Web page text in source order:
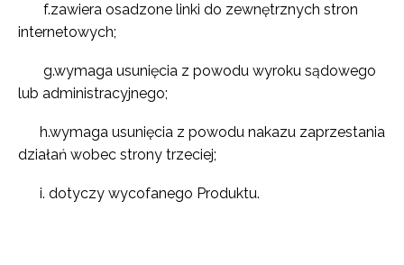
f.zawiera osadzone linki do zewnętrznych stron
internetowych;
g.wymaga usunięcia z powodu wyroku sądowego
lub administracyjnego;
h.wymaga usunięcia z powodu nakazu zaprzestania
działań wobec strony trzeciej;
i. dotyczy wycofanego Produktu.